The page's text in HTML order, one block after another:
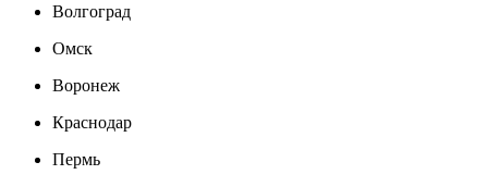
Волгоград
Омск
Воронеж
Краснодар
Пермь